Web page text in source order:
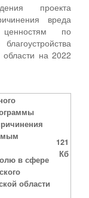
проекта
вреда
по
области на 2022
в сфере
области
121
Кб